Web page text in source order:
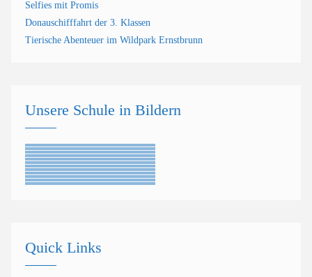
Selfies mit Promis
Donauschifffahrt der 3. Klassen
Tierische Abenteuer im Wildpark Ernstbrunn
Unsere Schule in Bildern
Quick Links